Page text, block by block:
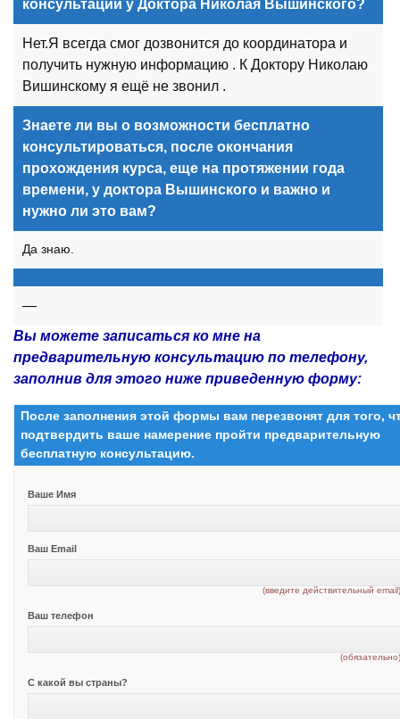
консультации у Доктора Николая Вышинского?
Нет.Я всегда смог дозвонится до координатора и
получить нужную информацию . К Доктору Николаю
Вишинскому я ещё не звонил .
Знаете ли вы о возможности бесплатно
консультироваться, после окончания
прохождения курса, еще на протяжении года
времени, у доктора Вышинского и важно и
нужно ли это вам?
Да знаю.
—
Вы можете записаться ко мне на
предварительную консультацию по телефону,
заполнив для этого ниже приведенную форму:
После заполнения этой формы вам перезвонят для того,
подтвердить ваше намерение пройти предварительную
бесплатную консультацию.
Ваше Имя
Ваш Email
(введите действительный
Ваш телефон
С какой вы страны?